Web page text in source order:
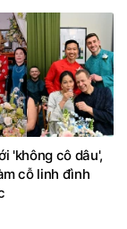
'không cô dâu',
cỗ linh đình